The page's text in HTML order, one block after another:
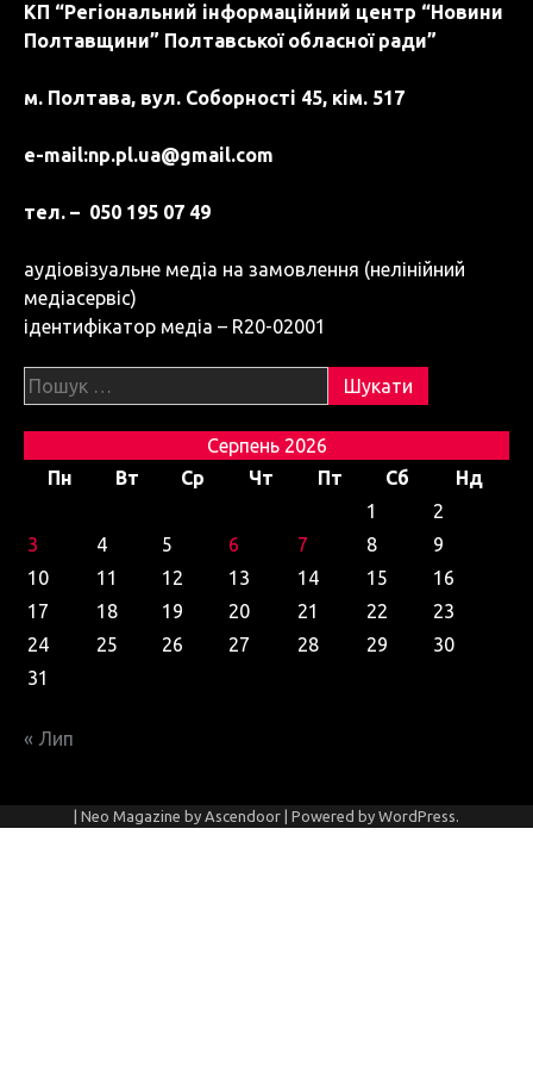
КП “Регіональний інформаційний центр “Новини
Полтавщини” Полтавської обласної ради”
м. Полтава, вул. Соборності 45, кім. 517
e-mail:np.pl.ua@gmail.com
тел. – 050 195 07 49
аудіовізуальне медіа на замовлення (нелінійний
медіасервіс)
ідентифікатор медіа – R20-02001
Пошук:
Серпень 2026
Пн
Вт Ср Чт Пт Сб
Нд
1
2
3
4 5 6 7 8
9
10
11 12 13 14 15
16
17
18 19 20 21 22
23
24
25 26 27 28 29
30
31
« Лип
| Neo Magazine by Ascendoor | Powered by WordPress